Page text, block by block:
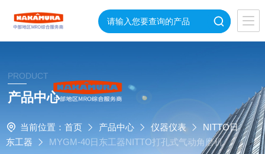
PRODUCT
产品中心
当前位置： 首页 产品中心 仪器仪表
NITTO日
东工器
MYGM-40日东工器NITTO打孔式气动角磨机